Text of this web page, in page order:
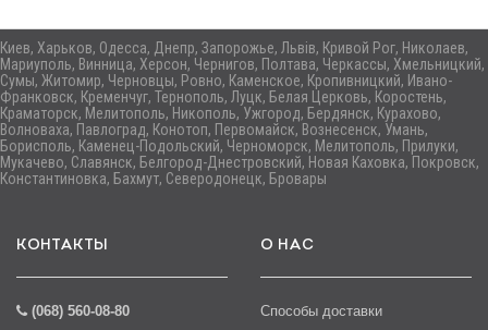
Киев, Харьков, Одесса, Днепр, Запорожье, Львів, Кривой Рог, Николаев,
Мариуполь, Винница, Херсон, Чернигов, Полтава, Черкассы, Хмельницкий,
Сумы, Житомир, Черновцы, Ровно, Каменское, Кропивницкий, Ивано-
Франковск, Кременчуг, Тернополь, Луцк, Белая Церковь, Коростень,
Краматорск, Мелитополь, Никополь, Ужгород, Бердянск, Курахово,
Волноваха, Павлоград, Конотоп, Первомайск, Вознесенск, Умань,
Борисполь, Каменец-Подольский, Черноморск, Мелитополь, Прилуки,
Мукачево, Славянск, Белгород-Днестровский, Новая Каховка, Покровск,
Константиновка, Бахмут, Северодонецк, Бровары
КОНТАКТЫ
(068) 560-08-80
О НАС
Способы доставки